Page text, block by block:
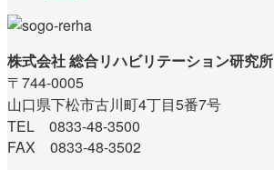
株式会社 総合リハビリテーション研究所
〒744-0005
山口県下松市古川町4丁目5番7号
TEL 0833-48-3500
FAX 0833-48-3502